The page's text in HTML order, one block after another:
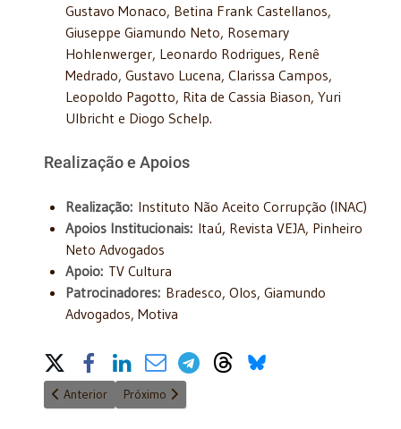
Gustavo Monaco, Betina Frank Castellanos,
Giuseppe Giamundo Neto, Rosemary
Hohlenwerger, Leonardo Rodrigues, Renê
Medrado, Gustavo Lucena, Clarissa Campos,
Leopoldo Pagotto, Rita de Cassia Biason, Yuri
Ulbricht e Diogo Schelp.
Realização e Apoios
Realização: Instituto Não Aceito Corrupção (INAC)
Apoios Institucionais: Itaú, Revista VEJA, Pinheiro
Neto Advogados
Apoio: TV Cultura
Patrocinadores: Bradesco, Olos, Giamundo
Advogados, Motiva
Share on Social Media
Artigo anterior: 1º Congresso da APLJ acontecerá dia 26 e 27/
Anterior Próximo artigo: Faculdade de Direito da USP
Próximo